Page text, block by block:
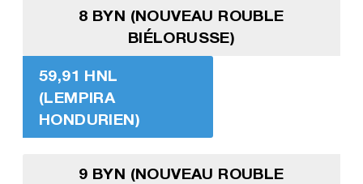
8 BYN (NOUVEAU ROUBLE
BIÉLORUSSE)
59,91 HNL
(LEMPIRA
HONDURIEN)
9 BYN (NOUVEAU ROUBLE